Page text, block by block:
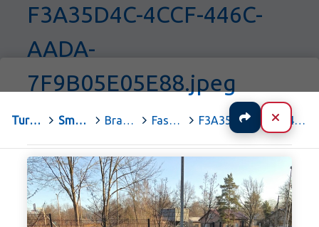
Turun kaupungin Peda.net Småbarnspedagogik och förskoleundervisning > Braheskolans daghem och förskola > Fastlagstisdag 2020 > F3A35D4C-4CCF-446C-AADA-7F9B05E05E88.jpeg
F3A35D4C-4CCF-446C-
AADA-
7F9B05E05E88.jpeg
Jaa Sulje